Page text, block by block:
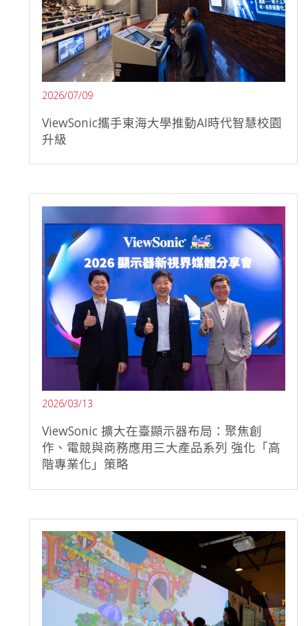
2026/07/09
ViewSonic攜手東海大學推動AI時代智慧校園
升級
2026/03/13
ViewSonic 擴大在臺顯示器布局：聚焦創
作、電競與商務應用三大產品系列 強化「高
階專業化」策略